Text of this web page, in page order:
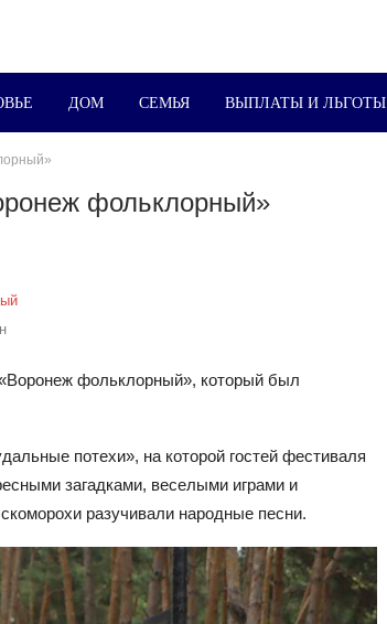
ДОМ СЕМЬЯ ВЫПЛАТЫ И ЛЬГОТЫ
фольклорный»
фольклорный», который был
потехи», на которой гостей фестиваля
загадками, веселыми играми и
разучивали народные песни.